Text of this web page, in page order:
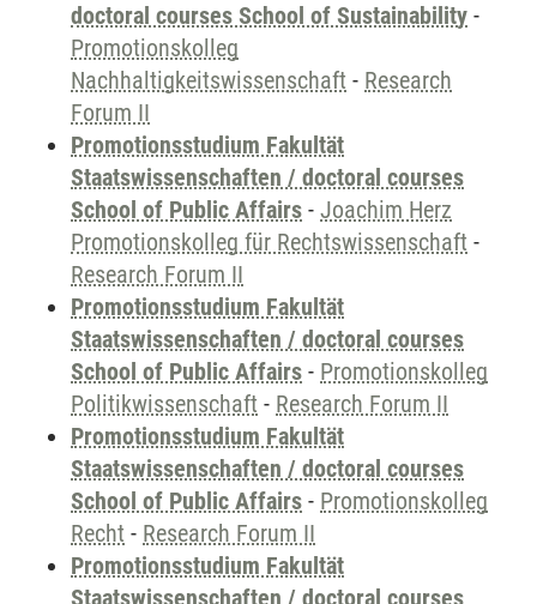
doctoral courses School of Sustainability -
Promotionskolleg
Nachhaltigkeitswissenschaft - Research
Forum II
Promotionsstudium Fakultät
Staatswissenschaften / doctoral courses
School of Public Affairs - Joachim Herz
Promotionskolleg für Rechtswissenschaft -
Research Forum II
Promotionsstudium Fakultät
Staatswissenschaften / doctoral courses
School of Public Affairs - Promotionskolleg
Politikwissenschaft - Research Forum II
Promotionsstudium Fakultät
Staatswissenschaften / doctoral courses
School of Public Affairs - Promotionskolleg
Recht - Research Forum II
Promotionsstudium Fakultät
Staatswissenschaften / doctoral courses